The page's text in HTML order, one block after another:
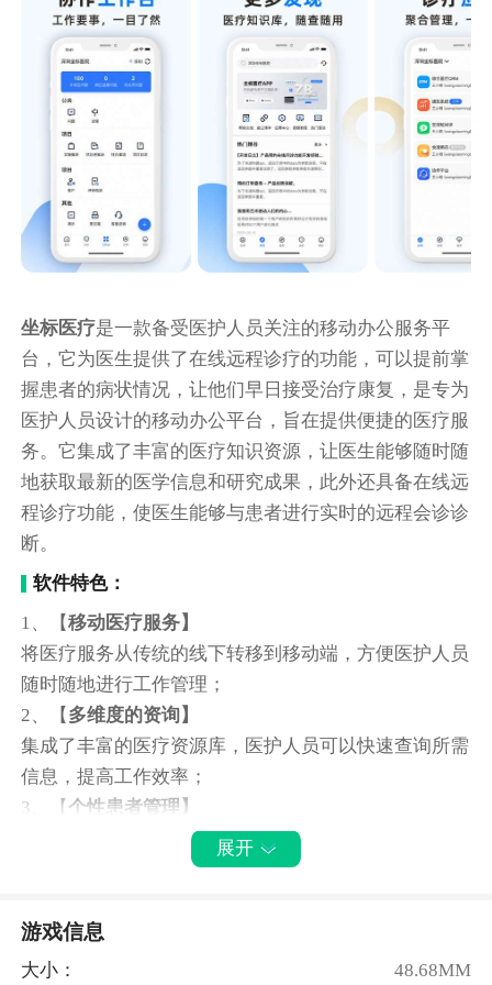
坐标医疗是一款备受医护人员关注的移动办公服务平
台，它为医生提供了在线远程诊疗的功能，可以提前掌
握患者的病状情况，让他们早日接受治疗康复，是专为
医护人员设计的移动办公平台，旨在提供便捷的医疗服
务。它集成了丰富的医疗知识资源，让医生能够随时随
地获取最新的医学信息和研究成果，此外还具备在线远
程诊疗功能，使医生能够与患者进行实时的远程会诊诊
断。
软件特色：
1、【移动医疗服务】
将医疗服务从传统的线下转移到移动端，方便医护人员
随时随地进行工作管理；
2、【 多维度的资询】
集成了丰富的医疗资源库，医护人员可以快速查询所需
信息，提高工作效率；
3、【 个性患者管理】
医生可以为患者建立档案并添加备注信息，方便后续医
疗服务和持续健康追踪；
通过移动化医疗服务工具，实现高效的资源管理和协同
工作，提高整体运营效率；
展开
游戏信息
大小： 48.68MM